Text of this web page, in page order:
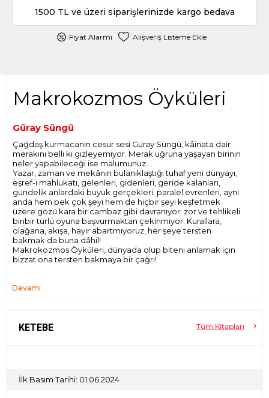
1500 TL ve üzeri siparişlerinizde kargo bedava
Fiyat Alarmı Alışveriş Listeme Ekle
Makrokozmos Öyküleri
Güray Süngü
Çağdaş kurmacanın cesur sesi Güray Süngü, kâinata dair
merakını belli ki gizleyemiyor. Merak uğruna yaşayan birinin
neler yapabileceği ise malumunuz…
Yazar, zaman ve mekânın bulanıklaştığı tuhaf yeni dünyayı,
eşref-i mahlukatı, gelenleri, gidenleri, geride kalanları,
gündelik anlardaki büyük gerçekleri, paralel evrenleri, aynı
anda hem pek çok şeyi hem de hiçbir şeyi keşfetmek
üzere gözü kara bir cambaz gibi davranıyor; zor ve tehlikeli
binbir türlü oyuna başvurmaktan çekinmiyor. Kurallara,
olağana, akışa, hayır abartmıyoruz, her şeye tersten
bakmak da buna dâhil!
Makrokozmos Öyküleri, dünyada olup biteni anlamak için
bizzat ona tersten bakmaya bir çağrı!
Devamı
KETEBE Tüm Kitapları
İlk Basım Tarihi: 01.06.2024